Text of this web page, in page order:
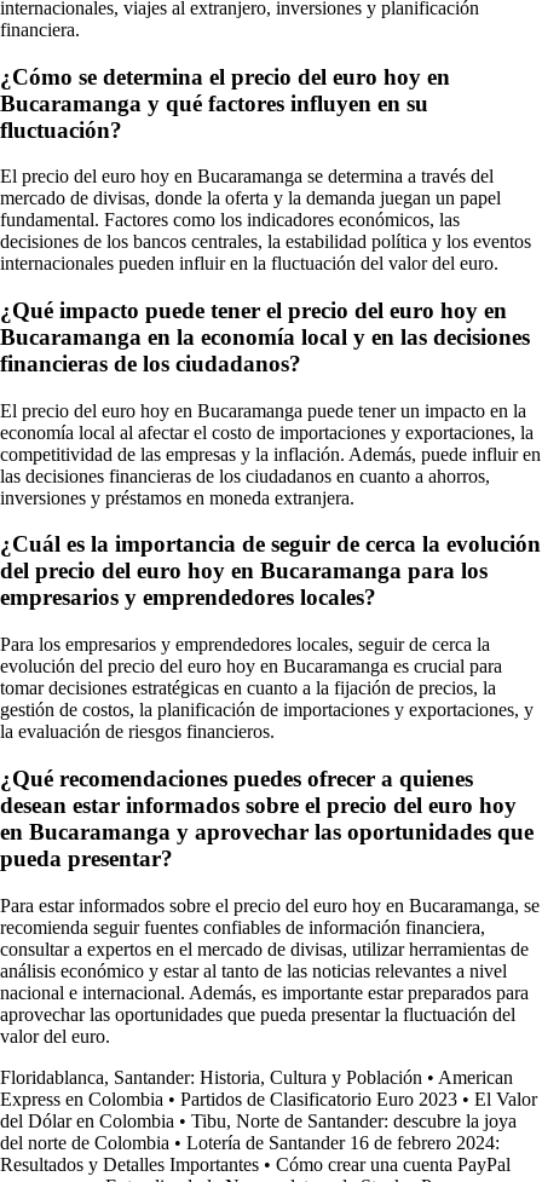
internacionales, viajes al extranjero, inversiones y planificación
financiera.
¿Cómo se determina el precio del euro hoy en
Bucaramanga y qué factores influyen en su
fluctuación?
El precio del euro hoy en Bucaramanga se determina a través del
mercado de divisas, donde la oferta y la demanda juegan un papel
fundamental. Factores como los indicadores económicos, las
decisiones de los bancos centrales, la estabilidad política y los eventos
internacionales pueden influir en la fluctuación del valor del euro.
¿Qué impacto puede tener el precio del euro hoy en
Bucaramanga en la economía local y en las decisiones
financieras de los ciudadanos?
El precio del euro hoy en Bucaramanga puede tener un impacto en la
economía local al afectar el costo de importaciones y exportaciones, la
competitividad de las empresas y la inflación. Además, puede influir en
las decisiones financieras de los ciudadanos en cuanto a ahorros,
inversiones y préstamos en moneda extranjera.
¿Cuál es la importancia de seguir de cerca la evolución
del precio del euro hoy en Bucaramanga para los
empresarios y emprendedores locales?
Para los empresarios y emprendedores locales, seguir de cerca la
evolución del precio del euro hoy en Bucaramanga es crucial para
tomar decisiones estratégicas en cuanto a la fijación de precios, la
gestión de costos, la planificación de importaciones y exportaciones, y
la evaluación de riesgos financieros.
¿Qué recomendaciones puedes ofrecer a quienes
desean estar informados sobre el precio del euro hoy
en Bucaramanga y aprovechar las oportunidades que
pueda presentar?
Para estar informados sobre el precio del euro hoy en Bucaramanga, se
recomienda seguir fuentes confiables de información financiera,
consultar a expertos en el mercado de divisas, utilizar herramientas de
análisis económico y estar al tanto de las noticias relevantes a nivel
nacional e internacional. Además, es importante estar preparados para
aprovechar las oportunidades que pueda presentar la fluctuación del
valor del euro.
Floridablanca, Santander: Historia, Cultura y Población • American
Express en Colombia • Partidos de Clasificatorio Euro 2023 • El Valor
del Dólar en Colombia • Tibu, Norte de Santander: descubre la joya
del norte de Colombia • Lotería de Santander 16 de febrero 2024:
Resultados y Detalles Importantes • Cómo crear una cuenta PayPal